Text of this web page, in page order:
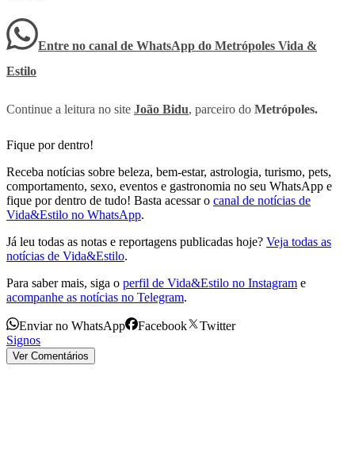
Entre no canal de WhatsApp do Metrópoles Vida &
Estilo
Continue a leitura no site João Bidu, parceiro do Metrópoles.
Fique por dentro!
Receba notícias sobre beleza, bem-estar, astrologia, turismo, pets,
comportamento, sexo, eventos e gastronomia no seu WhatsApp e
fique por dentro de tudo! Basta acessar o canal de notícias de
Vida&Estilo no WhatsApp.
Já leu todas as notas e reportagens publicadas hoje? Veja todas as
notícias de Vida&Estilo.
Para saber mais, siga o perfil de Vida&Estilo no Instagram e
acompanhe as notícias no Telegram.
Enviar no WhatsApp Facebook
Twitter
Signos
Ver Comentários